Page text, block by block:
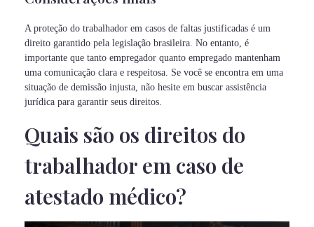
A proteção do trabalhador em casos de faltas justificadas é um
direito garantido pela legislação brasileira. No entanto, é
importante que tanto empregador quanto empregado mantenham
uma comunicação clara e respeitosa. Se você se encontra em uma
situação de demissão injusta, não hesite em buscar assistência
jurídica para garantir seus direitos.
Quais são os direitos do
trabalhador em caso de
atestado médico?